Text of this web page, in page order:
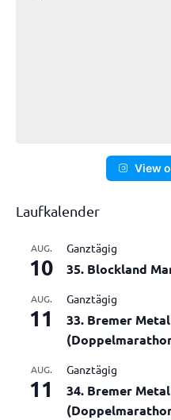
View
Laufkalender
AUG.
10
Ganztägig
35. Blockland
AUG.
11
Ganztägig
33. Bremer
AUG.
11
Ganztägig
34. Bremer